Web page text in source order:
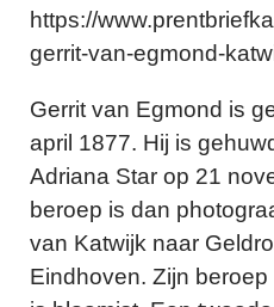
https://
gerrit-van-egmond-
Gerrit van Egmond is
april 1877. Hij is
Adriana Star op 21
beroep is dan
van Katwijk naar
Eindhoven. Zijn